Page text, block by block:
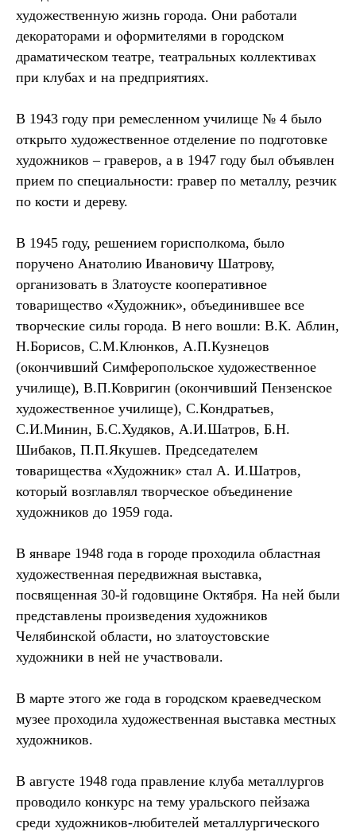
художественную жизнь города. Они работали
декораторами и оформителями в городском
драматическом театре, театральных коллективах
при клубах и на предприятиях.
В 1943 году при ремесленном училище № 4 было
открыто художественное отделение по подготовке
художников – граверов, а в 1947 году был объявлен
прием по специальности: гравер по металлу, резчик
по кости и дереву.
В 1945 году, решением горисполкома, было
поручено Анатолию Ивановичу Шатрову,
организовать в Златоусте кооперативное
товарищество «Художник», объединившее все
творческие силы города. В него вошли: В.К. Аблин,
Н.Борисов, С.М.Клюнков, А.П.Кузнецов
(окончивший Симферопольское художественное
училище), В.П.Ковригин (окончивший Пензенское
художественное училище), С.Кондратьев,
С.И.Минин, Б.С.Худяков, А.И.Шатров, Б.Н.
Шибаков, П.П.Якушев. Председателем
товарищества «Художник» стал А. И.Шатров,
который возглавлял творческое объединение
художников до 1959 года.
В январе 1948 года в городе проходила областная
художественная передвижная выставка,
посвященная 30-й годовщине Октября. На ней были
представлены произведения художников
Челябинской области, но златоустовские
художники в ней не участвовали.
В марте этого же года в городском краеведческом
музее проходила художественная выставка местных
художников.
В августе 1948 года правление клуба металлургов
проводило конкурс на тему уральского пейзажа
среди художников-любителей металлургического